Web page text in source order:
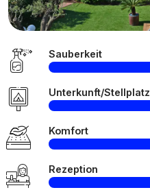
Sauberkeit
Unterkunft/Stellplatz
Komfort
Rezeption